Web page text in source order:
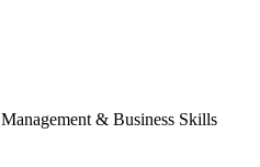
Management & Business Skills